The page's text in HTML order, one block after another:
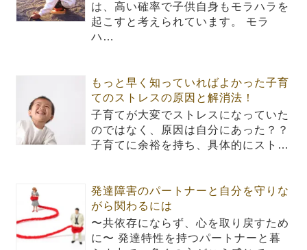
は、高い確率で子供自身もモラハラを
起こすと考えられています。 モラ
ハ…
もっと早く知っていればよかった子育
てのストレスの原因と解消法！
子育てが大変でストレスになっていた
のではなく、原因は自分にあった？？
子育てに余裕を持ち、具体的にスト…
発達障害のパートナーと自分を守りな
がら関わるには
〜共依存にならず、心を取り戻すため
に〜 発達特性を持つパートナーと暮